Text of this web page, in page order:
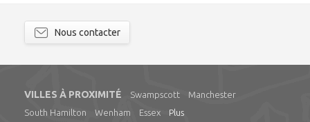
Nous contacter
VILLES À PROXIMITÉ Swampscott
Manchester
South Hamilton
Wenham Essex Plus